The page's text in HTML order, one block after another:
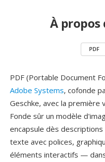
À
PDF
PDF (Portable Document
Adobe Systems, cofonde
Geschke, avec la première
Fonde sûr un modèle
encapsule dès
texte avec polices,
éléments interactifs —